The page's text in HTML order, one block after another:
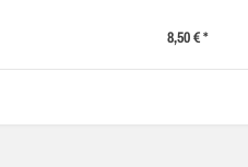
8,50 € *